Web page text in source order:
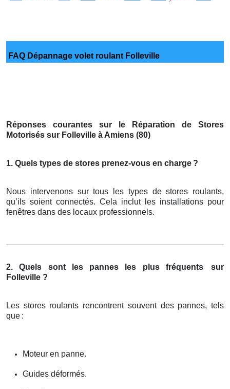
FAQ Dépannage volet roulant Folleville
Réponses courantes sur le Réparation de Stores
Motorisés sur Folleville à Amiens (80)
1. Quels types de stores prenez-vous en charge ?
Nous intervenons sur tous les types de stores roulants,
qu’ils soient connectés. Cela inclut les installations pour
fenêtres dans des locaux professionnels.
2. Quels sont les pannes les plus fréquents
sur
Folleville ?
Les stores roulants rencontrent souvent des pannes, tels
que :
Moteur en panne.
Guides déformés.